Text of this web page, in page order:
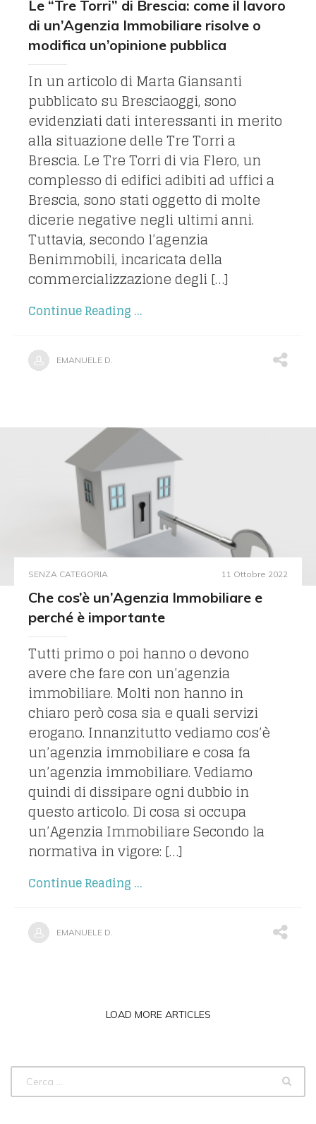
Le “Tre Torri” di Brescia: come il lavoro
di un’Agenzia Immobiliare risolve o
modifica un’opinione pubblica
In un articolo di Marta Giansanti
pubblicato su Bresciaoggi, sono
evidenziati dati interessanti in merito
alla situazione delle Tre Torri a
Brescia. Le Tre Torri di via Flero, un
complesso di edifici adibiti ad uffici a
Brescia, sono stati oggetto di molte
dicerie negative negli ultimi anni.
Tuttavia, secondo l’agenzia
Benimmobili, incaricata della
commercializzazione degli […]
Continue Reading ...
EMANUELE D.
SENZA CATEGORIA 11 Ottobre 2022
Che cos’è un’Agenzia Immobiliare e
perché è importante
Tutti primo o poi hanno o devono
avere che fare con un’agenzia
immobiliare. Molti non hanno in
chiaro però cosa sia e quali servizi
erogano. Innanzitutto vediamo cos’è
un’agenzia immobiliare e cosa fa
un’agenzia immobiliare. Vediamo
quindi di dissipare ogni dubbio in
questo articolo. Di cosa si occupa
un’Agenzia Immobiliare Secondo la
normativa in vigore: […]
Continue Reading ...
EMANUELE D.
LOAD MORE ARTICLES